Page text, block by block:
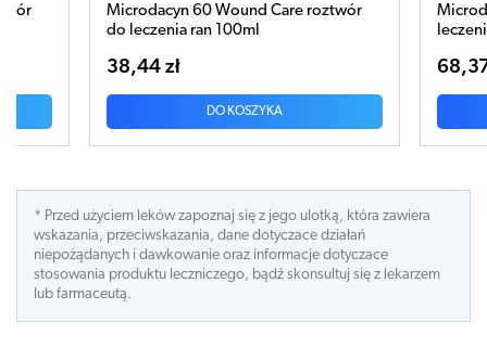
60 Wound Care roztwór
Microdacyn 60 Wound Care
* Przed użyciem leków zapoznaj się z jego ulotką, która zawiera
wskazania, przeciwskazania, dane dotyczace działań
niepożądanych i dawkowanie oraz informacje dotyczace
stosowania produktu leczniczego, bądź skonsultuj się z lekarzem
lub farmaceutą.